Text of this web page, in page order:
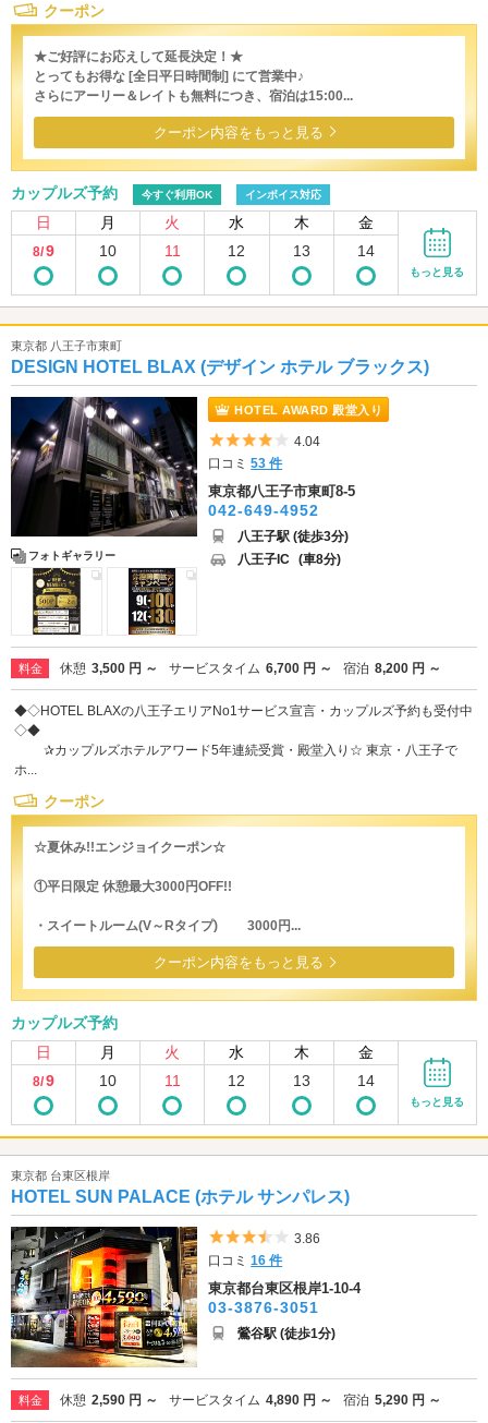
クーポン
★ご好評にお応えして延長決定！★
とってもお得な [全日平日時間制] にて営業中♪
さらにアーリー＆レイトも無料につき、宿泊は15:00...
クーポン内容をもっと見る
カップルズ予約 今すぐ利用OK インボイス対応
日 月 火 水 木 金
8/9 10 11 12 13 14
もっと見る
東京都 八王子市東町
DESIGN HOTEL BLAX (デザイン ホテル ブラックス)
フォトギャラリー
HOTEL AWARD 殿堂入り
5つ星のうち4
4.04
口コミ53 件
東京都八王子市東町8-5
042-649-4952
八王子駅 (徒歩3分)
八王子IC (車8分)
料金 休憩 3,500 円 ～ サービスタイム 6,700 円 ～ 宿泊 8,200 円 ～
◆◇HOTEL BLAXの八王子エリアNo1サービス宣言・カップルズ予約も受付中
◇◆
✰カップルズホテルアワード5年連続受賞・殿堂入り☆ 東京・八王子で
ホ...
クーポン
☆夏休み!!エンジョイクーポン☆
①平日限定 休憩最大3000円OFF!!
・スイートルーム(V～Rタイプ) 3000円...
クーポン内容をもっと見る
カップルズ予約
日
月 火 水 木 金
8/9 10 11 12 13 14
もっと見る
東京都 台東区根岸
HOTEL SUN PALACE (ホテル サンパレス)
5つ星のうち3.5
3.86
口コミ16 件
東京都台東区根岸1-10-4
03-3876-3051
鶯谷駅 (徒歩1分)
料金 休憩 2,590 円 ～ サービスタイム 4,890 円 ～ 宿泊 5,290 円 ～